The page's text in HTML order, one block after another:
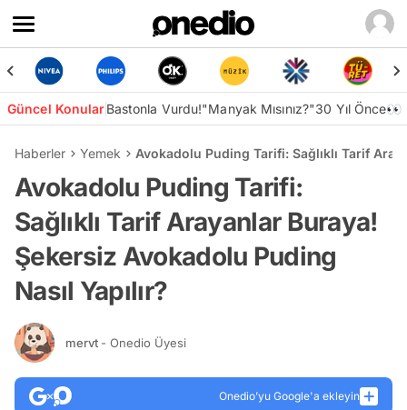
Güncel KonularBastonla Vurdu!"Manyak Mısınız?"30 Yıl Önce👀
Haberler Yemek Avokadolu Puding Tarifi: Sağlıklı Tarif
Avokadolu Puding Tarifi:
Sağlıklı Tarif Arayanlar Buraya!
Şekersiz Avokadolu Puding
Nasıl Yapılır?
mervt - Onedio Üyesi
Onedio’yu Google'a ekleyin